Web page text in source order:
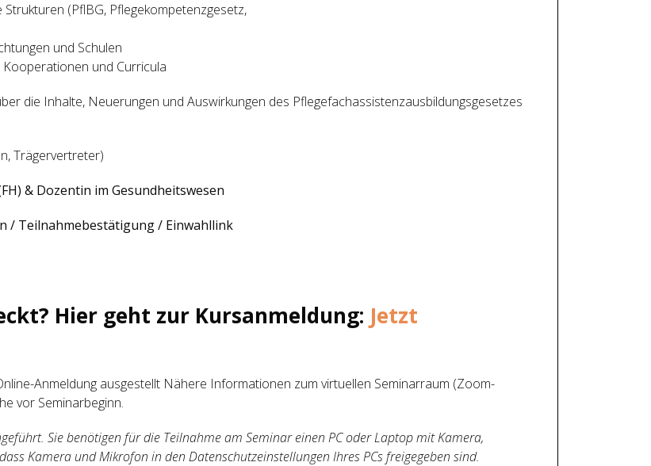
(PflBG, Pflegekompetenzgesetz,
und Schulen
und Curricula
die Inhalte, Neuerungen und Auswirkungen des Pflegefachassistenzausbildungsgesetzes
Trägervertreter)
& Dozentin im Gesundheitswesen
/ Teilnahmebestätigung / Einwahllink
Hier geht zur Kursanmeldung: Jetzt
Anmeldung ausgestellt Nähere Informationen zum virtuellen Seminarraum (Zoom-
vor Seminarbeginn.
Sie benötigen für die Teilnahme am Seminar einen PC oder Laptop mit Kamera,
Kamera und Mikrofon in den Datenschutzeinstellungen Ihres PCs freigegeben sind.